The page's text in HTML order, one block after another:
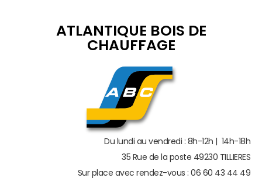
ATLANTIQUE BOIS DE
CHAUFFAGE
Du lundi au vendredi : 8h-12h | 14h-18h
35 Rue de la poste 49230 TILLIERES
Sur place avec rendez-vous : 06 60 43 44 49